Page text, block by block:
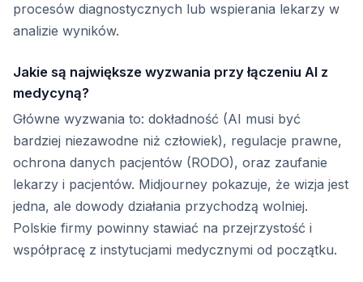
procesów diagnostycznych lub wspierania lekarzy w
analizie wyników.
Jakie są największe wyzwania przy łączeniu AI z
medycyną?
Główne wyzwania to: dokładność (AI musi być
bardziej niezawodne niż człowiek), regulacje prawne,
ochrona danych pacjentów (RODO), oraz zaufanie
lekarzy i pacjentów. Midjourney pokazuje, że wizja jest
jedna, ale dowody działania przychodzą wolniej.
Polskie firmy powinny stawiać na przejrzystość i
współpracę z instytucjami medycznymi od początku.